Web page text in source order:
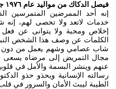
فيصل الدكاك من مواليد عام ١٩٧٦ جرمانا.
إنه أحد الممرضين
خدمات لاتعد ولا تحصى لهم،
إخلاص ومحبة ولا يتوانى عن
الكلمات عن وصف هذا الشخص
شاب عصامي وشهم يعمل من دون
مجال التمريض إلى مرضاه يسعى
عنهم وينشر البسمة والأمل في
رسالته الإنسانية ويحذو حذو
الطيبة ليبث الأمان والسرور في